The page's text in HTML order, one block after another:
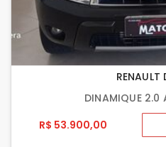
RENAULT
DINAMIQUE 2.0
R$ 53.900,00